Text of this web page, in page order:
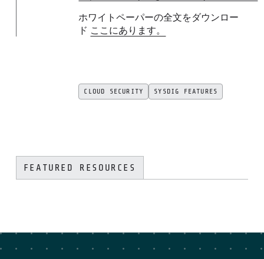
ホワイトペーパーの全文をダウンロー
ド ここにあります。
CLOUD SECURITY SYSDIG FEATURES
FEATURED RESOURCES